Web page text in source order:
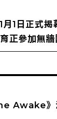
1日正式揭
正參加無
Awake》